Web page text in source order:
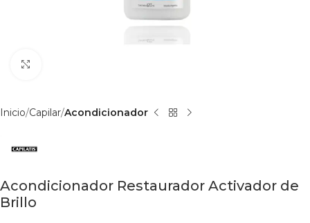
Inicio Capilar Acondicionador
Acondicionador Restaurador Activador de
Brillo